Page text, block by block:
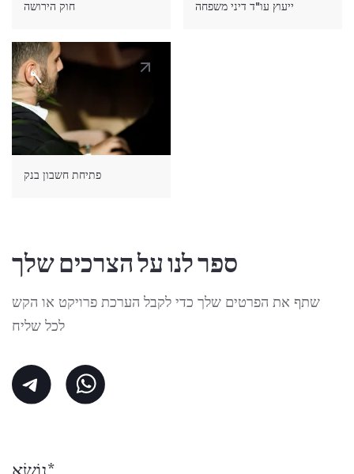
חוק הירושה ייעוץ עו"ד דיני משפחה
פתיחת חשבון בנק
ספר לנו על הצרכים שלך
שתף את הפרטים שלך כדי לקבל הערכת פרויקט או הקש
לכל שליח